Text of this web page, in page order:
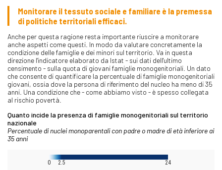
Monitorare il tessuto sociale e familiare è la premessa
di politiche territoriali efficaci.
Anche per questa ragione resta importante riuscire a monitorare
anche aspetti come questi. In modo da valutare concretamente la
condizione delle famiglie e dei minori sul territorio. Va in questa
direzione l'indicatore elaborato da Istat - sui dati dell'ultimo
censimento - sulla quota di giovani famiglie monogenitoriali. Un dato
che consente di quantificare la percentuale di famiglie monogenitoriali
giovani, ossia dove la persona di riferimento del nucleo ha meno di 35
anni. Una condizione che - come abbiamo visto - è spesso collegata
al rischio povertà.
Quanto incide la presenza di famiglie monogenitoriali sul territorio
nazionale
Percentuale di nuclei monoparentali con padre o madre di età inferiore ai
35 anni